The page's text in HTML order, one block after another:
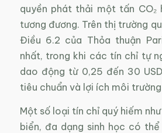
quyền phát thải một tấn CO₂
tương đương. Trên thị trường
Điều 6.2 của Thỏa thuận
nhất, trong khi các tín chỉ tự
dao động từ 0,25 đến 30
tiêu chuẩn và lợi ích môi
Một số loại tín chỉ quý hiếm
biển, đa dạng sinh học có